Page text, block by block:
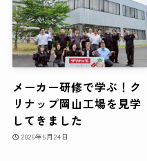
メーカー研修で学ぶ！ク
リナップ岡山工場を見学
してきました
2026年6月24日